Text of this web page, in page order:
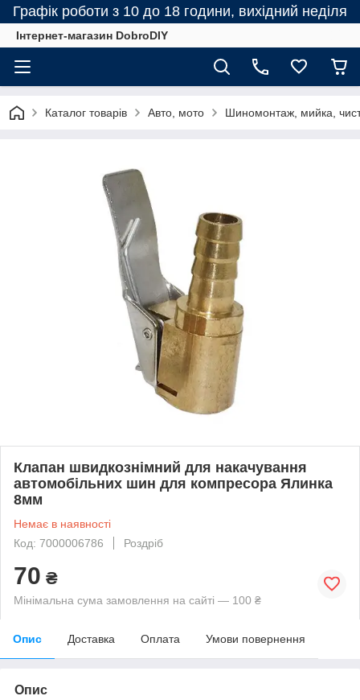
Графік роботи з 10 до 18 години, вихідний неділя
Інтернет-магазин DobroDIY
Каталог товарів Авто, мото Шиномонтаж, мийка,
Клапан швидкознімний для накачування
автомобільних шин для компресора Ялинка
8мм
Немає в наявності
Код: 7000006786
Роздріб
70 ₴
Мінімальна сума замовлення на сайті — 100 ₴
Опис Доставка Оплата Умови повернення
Опис